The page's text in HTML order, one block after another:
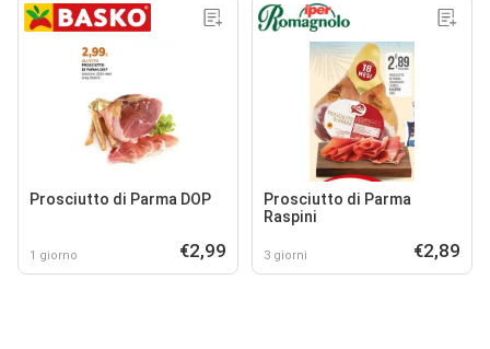
Prosciutto di Parma DOP
1 giorno €2,99
Prosciutto di Parma
Raspini
3 giorni €2,89